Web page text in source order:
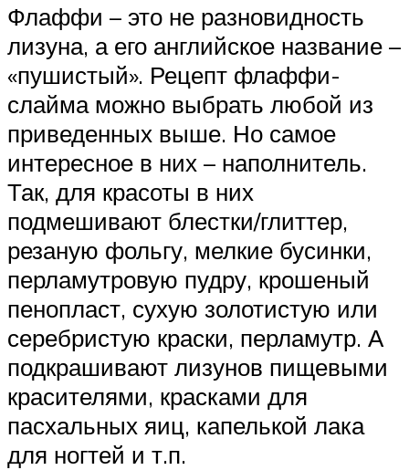
Флаффи – это не разновидность
лизуна, а его английское название –
«пушистый». Рецепт флаффи-
слайма можно выбрать любой из
приведенных выше. Но самое
интересное в них – наполнитель.
Так, для красоты в них
подмешивают блестки/глиттер,
резаную фольгу, мелкие бусинки,
перламутровую пудру, крошеный
пенопласт, сухую золотистую или
серебристую краски, перламутр. А
подкрашивают лизунов пищевыми
красителями, красками для
пасхальных яиц, капелькой лака
для ногтей и т.п.